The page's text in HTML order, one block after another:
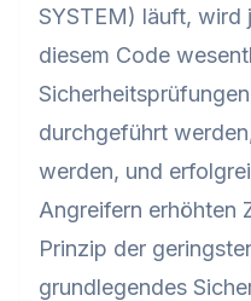
SYSTEM) läuft, wird
diesem Code
durchgeführt
werden, und
Angreifern erhöhten
Prinzip der
grundlegendes